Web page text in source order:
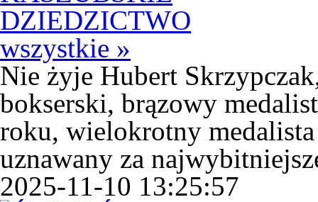
wszystkie »
Nie żyje Hubert
bokserski, brązowy
roku, wielokrotny
uznawany za
2025-11-10 13:25:57